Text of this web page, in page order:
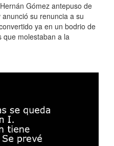
Gómez antepuso de
su renuncia a su
ya en un bodrio de
que molestaban a la